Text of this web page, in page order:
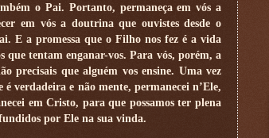
o Pai. Portanto, permaneça em vós a
em vós a doutrina que ouvistes desde o
E a promessa que o Filho nos fez é a vida
que tentam enganar-vos. Para vós, porém, a
precisais que alguém vos ensine. Uma vez
verdadeira e não mente, permanecei n’Ele,
em Cristo, para que possamos ter plena
por Ele na sua vinda.